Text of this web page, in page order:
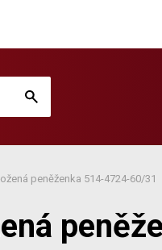
peněženka 514-4724-60/31